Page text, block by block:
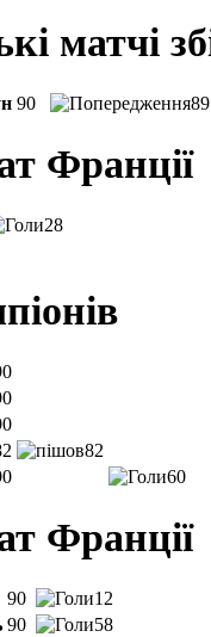
матчі
90 89
Франції
28
82
60
Франції
90
12
90 58